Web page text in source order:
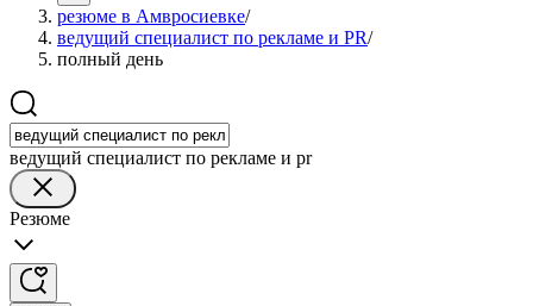
резюме в Амвросиевке/
ведущий специалист по рекламе и PR/
полный день
ведущий специалист по рекламе и pr
Резюме